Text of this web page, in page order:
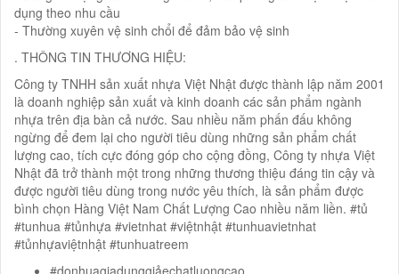
dụng theo nhu cầu
- Thường xuyên vệ sinh chổi để đảm bảo vệ sinh
. THÔNG TIN THƯƠNG HIỆU:
Công ty TNHH sản xuất nhựa Việt Nhật được thành lập năm 2001
là doanh nghiệp sản xuất và kinh doanh các sản phẩm ngành
nhựa trên địa bàn cả nước. Sau nhiều năm phấn đấu không
ngừng để đem lại cho người tiêu dùng những sản phẩm chất
lượng cao, tích cực đóng góp cho cộng đồng, Công ty nhựa Việt
Nhật đã trở thành một trong những thương thiệu đáng tin cậy và
được người tiêu dùng trong nước yêu thích, là sản phẩm được
bình chọn Hàng Việt Nam Chất Lượng Cao nhiều năm liền. #tủ
#tunhua #tủnhựa #vietnhat #việtnhật #tunhuavietnhat
#tủnhựaviệtnhật #tunhuatreem